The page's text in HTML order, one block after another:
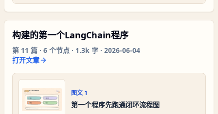
构建的第一个LangChain程序
第 11 篇 · 6 个节点 · 1.3k 字 · 2026-06-04
打开文章
图文 1
第一个程序先跑通闭环流程图